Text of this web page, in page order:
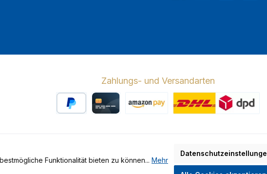
Zahlungs- und Versandarten
gesetzl. Mehrwertsteuer zzgl. Versandkostenund ggf. Nachnahmegebühren,
Funktionalität bieten zu können... Mehr